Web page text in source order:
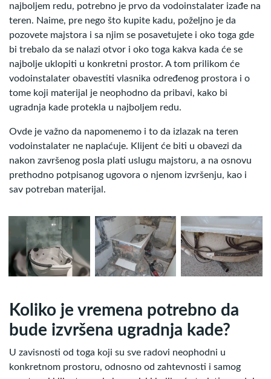
najboljem redu, potrebno je prvo da vodoinstalater izađe na
teren. Naime, pre nego što kupite kadu, poželjno je da
pozovete majstora i sa njim se posavetujete i oko toga gde
bi trebalo da se nalazi otvor i oko toga kakva kada će se
najbolje uklopiti u konkretni prostor. A tom prilikom će
vodoinstalater obavestiti vlasnika određenog prostora i o
tome koji materijal je neophodno da pribavi, kako bi
ugradnja kade protekla u najboljem redu.
Ovde je važno da napomenemo i to da izlazak na teren
vodoinstalater ne naplaćuje. Klijent će biti u obavezi da
nakon završenog posla plati uslugu majstoru, a na osnovu
prethodno potpisanog ugovora o njenom izvršenju, kao i
sav potreban materijal.
Koliko je vremena potrebno da
bude izvršena ugradnja kade?
U zavisnosti od toga koji su sve radovi neophodni u
konkretnom prostoru, odnosno od zahtevnosti i samog